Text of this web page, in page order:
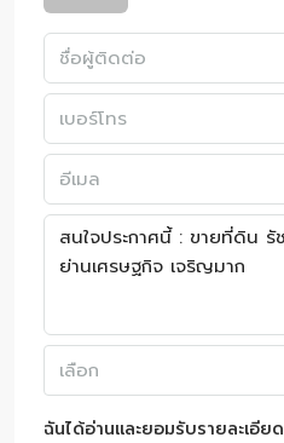
เลือก
ฉันได้อ่านและยอมรับรายละเอียด